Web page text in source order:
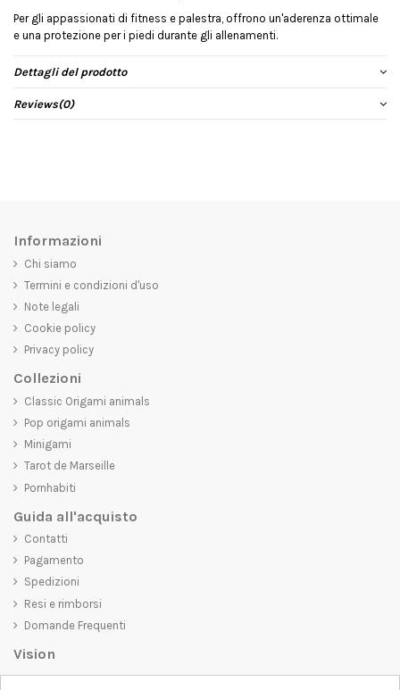
Per gli appassionati di fitness e palestra, offrono un'aderenza ottimale
e una protezione per i piedi durante gli allenamenti.
Dettagli del prodotto
Reviews(0)
Informazioni
Chi siamo
Termini e condizioni d'uso
Note legali
Cookie policy
Privacy policy
Collezioni
Classic Origami animals
Pop origami animals
Minigami
Tarot de Marseille
Pornhabiti
Guida all'acquisto
Contatti
Pagamento
Spedizioni
Resi e rimborsi
Domande Frequenti
Vision